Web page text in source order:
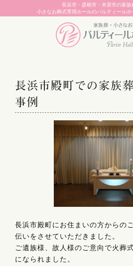
長浜市・彦根市・米原市の家族
小さなお葬式専用ホールのパルティールホ
長浜市殿町での家族
事例
長浜市殿町にお住まいの方からの
伝いをさせていただきました。
ご遺族様、故人様のご意向で火葬
になられました。